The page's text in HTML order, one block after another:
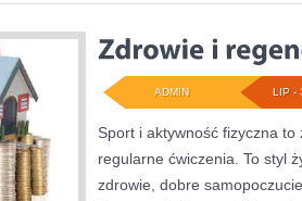
LIP -
ADMIN
Sport i aktywność fizyczna
regularne ćwiczenia. To styl
zdrowie, dobre